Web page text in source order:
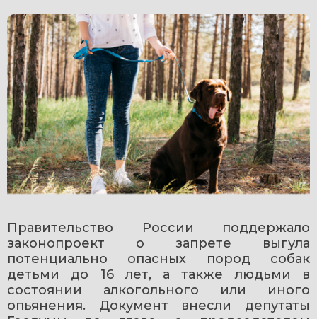
Правительство России поддержало
законопроект о запрете выгула
потенциально опасных пород собак
детьми до 16 лет, а также людьми в
состоянии алкогольного или иного
опьянения. Документ внесли депутаты